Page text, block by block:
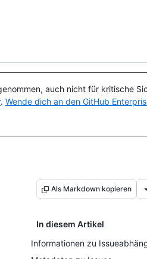
auch nicht für kritische
. Wende dich an den GitHub
Als Markdown kopieren
In diesem Artikel
Informationen zu